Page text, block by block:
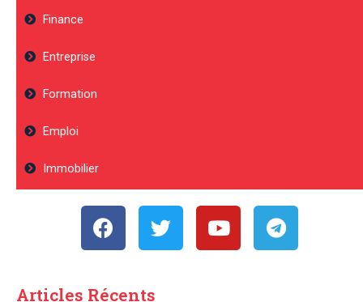
Finance
Entreprise
Formation
Emploi
Immobilier
Articles Récents